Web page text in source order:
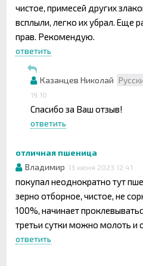
чистое, примесей других
всплыли, легко их убрал. Еще
прав. Рекомендую.
ответить
Казанцев Николай
19:10
Спасибо за Ваш отзыв!
ответить
отличная пшеница
Владимир 13 июня 2023 12:41
покупал неоднократно тут
зерно отборное, чистое, не
100%, начинает
третьи сутки можно молоть и
ответить